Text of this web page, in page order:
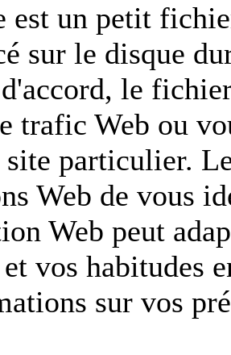
est un petit
sur le disque
le
trafic Web ou
particulier.
Web de vous
Web peut
vos habitudes
sur vos